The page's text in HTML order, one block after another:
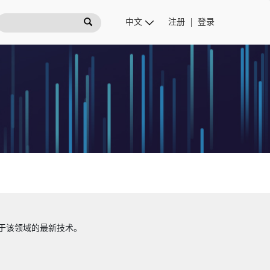
注册 登录
领域的最新技术。